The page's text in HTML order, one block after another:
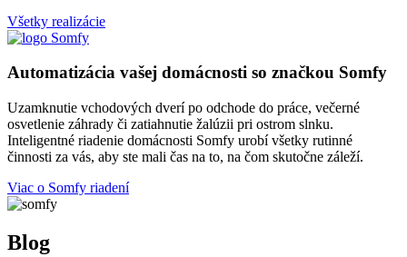
Všetky realizácie
Automatizácia vašej domácnosti so značkou Somfy
Uzamknutie vchodových dverí po odchode do práce, večerné
osvetlenie záhrady či zatiahnutie žalúzii pri ostrom slnku.
Inteligentné riadenie domácnosti Somfy urobí všetky rutinné
činnosti za vás, aby ste mali čas na to, na čom skutočne záleží.
Viac o Somfy riadení
Blog